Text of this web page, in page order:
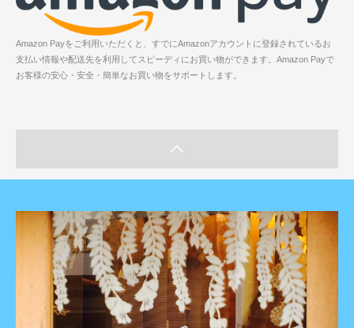
Amazon Payをご利用いただくと、すでにAmazonアカウントに登録されているお
支払い情報や配送先を利用してスピーディにお買い物ができます。Amazon Payで
お客様の安心・安全・簡単なお買い物をサポートします。